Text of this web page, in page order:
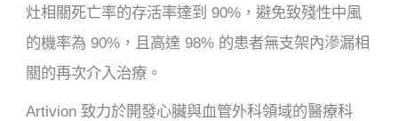
灶相關死亡率的存活率達到 90%，避免致殘性中風
的機率為 90%，且高達 98% 的患者無支架內滲漏相
關的再次介入治療。
Artivion 致力於開發心臟與血管外科領域的醫療科